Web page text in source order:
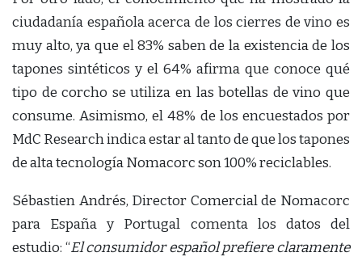
ciudadanía española acerca de los cierres de vino es
muy alto, ya que el 83% saben de la existencia de los
tapones sintéticos y el 64% afirma que conoce qué
tipo de corcho se utiliza en las botellas de vino que
consume. Asimismo, el 48% de los encuestados por
MdC Research indica estar al tanto de que los tapones
de alta tecnología Nomacorc son 100% reciclables.
Sébastien Andrés, Director Comercial de Nomacorc
para España y Portugal comenta los datos del
estudio: “El consumidor español prefiere claramente